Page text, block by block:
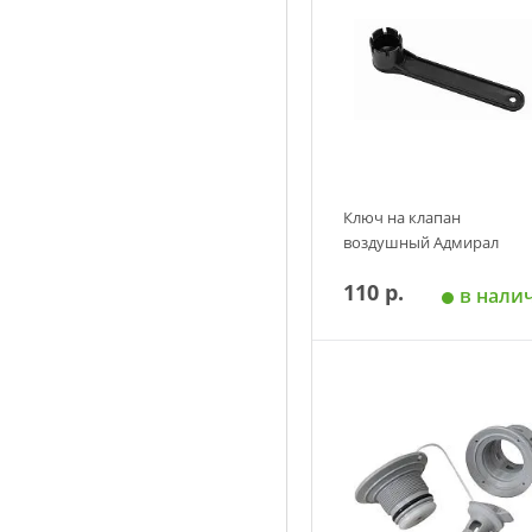
Ключ на клапан
воздушный Адмирал
110 р. в